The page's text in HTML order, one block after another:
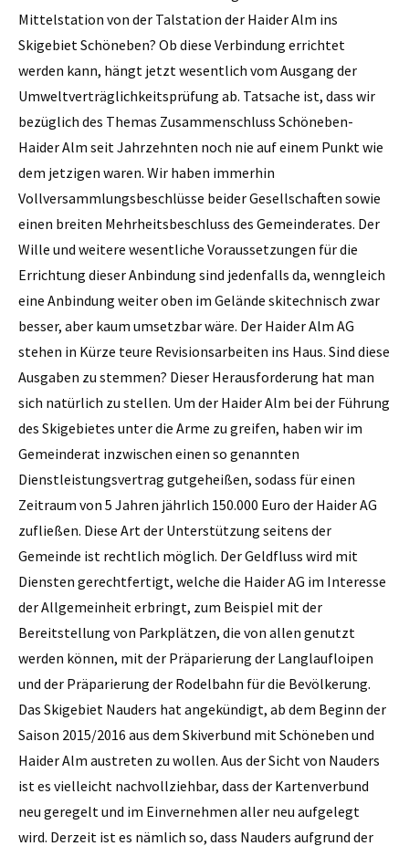
Mittelstation von der Talstation der Haider Alm ins
Skigebiet Schöneben? Ob diese Verbindung errichtet
werden kann, hängt jetzt wesentlich vom Ausgang der
Umweltverträglichkeitsprüfung ab. Tatsache ist, dass wir
bezüglich des ­Themas Zusammenschluss Schöneben-
Haider Alm seit Jahrzehnten noch nie auf einem Punkt wie
dem jetzigen waren. Wir haben immerhin
Vollversammlungsbeschlüsse beider Gesellschaften sowie
einen breiten Mehrheitsbeschluss des Gemeinderates. Der
Wille und weitere wesentliche Voraussetzungen für die
Errichtung dieser Anbindung sind jedenfalls da, wenngleich
eine Anbindung weiter oben im Gelände skitechnisch zwar
besser, aber kaum umsetzbar wäre. Der Haider Alm AG
stehen in Kürze teure Revisionsarbeiten ins Haus. Sind diese
Ausgaben zu stemmen? Dieser Herausforderung hat man
sich natürlich zu stellen. Um der Haider Alm bei der Führung
des Skigebietes unter die Arme zu greifen, haben wir im
Gemeinderat inzwischen einen so genannten
Dienstleistungsvertrag gutgeheißen, sodass für einen
Zeitraum von 5 Jahren jährlich 150.000 Euro der Haider AG
zufließen. Diese Art der Unterstützung seitens der
Gemeinde ist rechtlich möglich. Der Geldfluss wird mit
Diensten gerechtfertigt, welche die Haider AG im Interesse
der Allgemeinheit erbringt, zum Beispiel mit der
Bereitstellung von Parkplätzen, die von allen genutzt
werden können, mit der Präparierung der Langlaufloipen
und der Präparierung der Rodelbahn für die Bevölkerung.
Das Skigebiet Nauders hat angekündigt, ab dem Beginn der
Saison 2015/2016 aus dem Skiverbund mit Schöneben und
Haider Alm austreten zu wollen. Aus der Sicht von Nauders
ist es vielleicht nachvollziehbar, dass der Kartenverbund
neu geregelt und im Einvernehmen aller neu aufgelegt
wird. Derzeit ist es nämlich so, dass Nauders aufgrund der